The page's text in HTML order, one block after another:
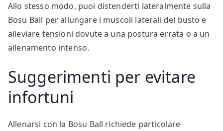
Allo stesso modo, puoi distenderti lateralmente sulla
Bosu Ball per allungare i muscoli laterali del busto e
alleviare tensioni dovute a una postura errata o a un
allenamento intenso.
Suggerimenti per evitare
infortuni
Allenarsi con la Bosu Ball richiede particolare